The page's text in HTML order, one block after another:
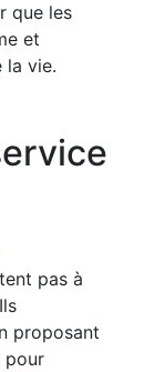
que les
et
la vie.
pas à
proposant
pour